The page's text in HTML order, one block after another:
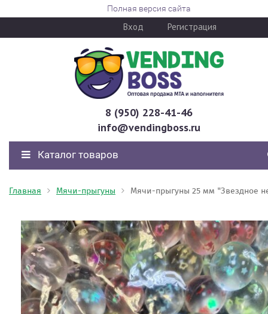
Полная версия сайта
Вход Регистрация
8 (950) 228-41-46
info@vendingboss.ru
Каталог товаров
Главная Мячи-прыгуны Мячи-прыгуны 25 мм "Звездное